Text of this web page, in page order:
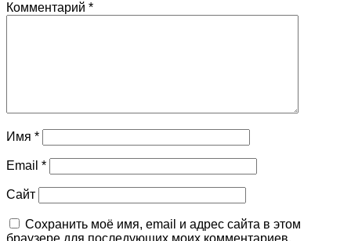
Комментарий *
Имя *
Email *
Сайт
Сохранить моё имя, email и адрес сайта в этом